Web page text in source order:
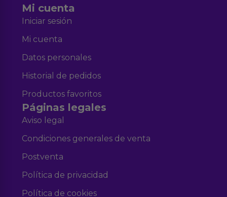
Mi cuenta
Iniciar sesión
Mi cuenta
Datos personales
Historial de pedidos
Productos favoritos
Páginas legales
Aviso legal
Condiciones generales de venta
Postventa
Política de privacidad
Política de cookies